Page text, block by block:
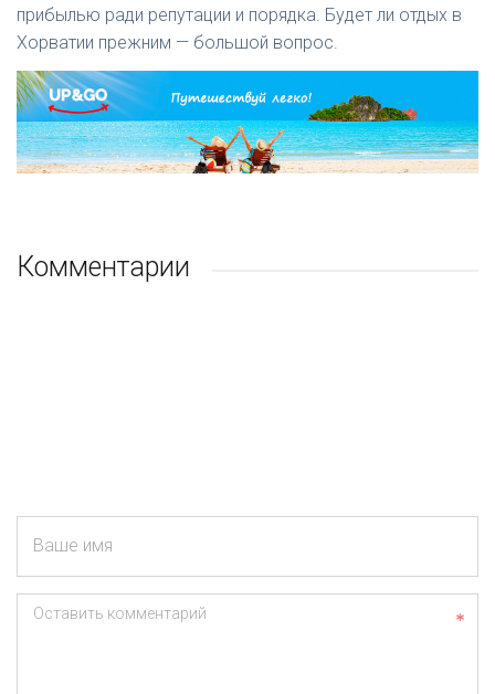
прибылью ради репутации и порядка. Будет ли отдых в
Хорватии прежним — большой вопрос.
Комментарии
Ваше имя
Оставить комментарий